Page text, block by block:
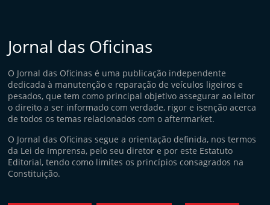
Jornal das Oficinas
O Jornal das Oficinas é uma publicação independente
dedicada à manutenção e reparação de veículos ligeiros e
pesados, que tem como principal objetivo assegurar ao leitor
o direito a ser informado com verdade, rigor e isenção acerca
de todos os temas relacionados com o aftermarket.
O Jornal das Oficinas segue a orientação definida, nos termos
da Lei de Imprensa, pelo seu diretor e por este Estatuto
Editorial, tendo como limites os princípios consagrados na
Constituição.